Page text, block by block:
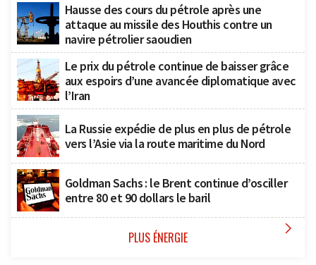
Hausse des cours du pétrole après une
attaque au missile des Houthis contre un
navire pétrolier saoudien
Le prix du pétrole continue de baisser grâce
aux espoirs d’une avancée diplomatique avec
l’Iran
La Russie expédie de plus en plus de pétrole
vers l’Asie via la route maritime du Nord
Goldman Sachs : le Brent continue d’osciller
entre 80 et 90 dollars le baril
PLUS ÉNERGIE 